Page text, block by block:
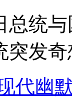
总统
突发
代幽